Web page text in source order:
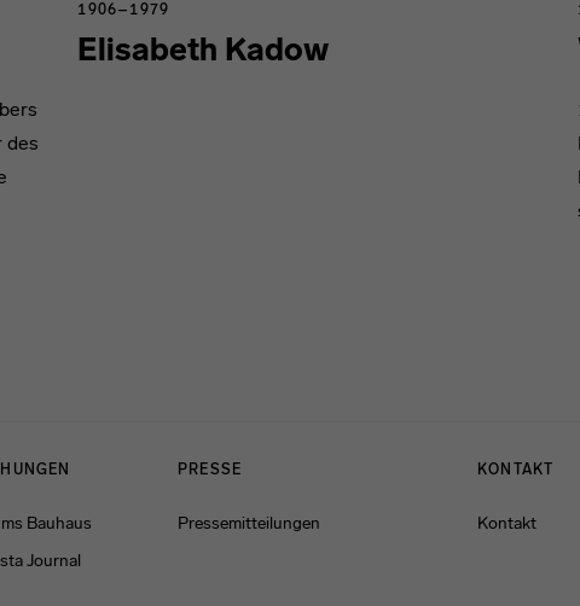
des
Elisabeth Kadow
1906–1979
Bauhaus
Journal
PRESSE
Pressemitteilungen
KONTAKT
Kontakt